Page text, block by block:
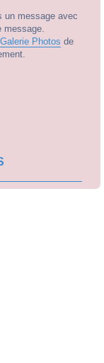
un message avec
message.
Galerie Photos de